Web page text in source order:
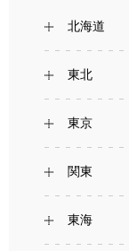
北海道
東北
東京
関東
東海